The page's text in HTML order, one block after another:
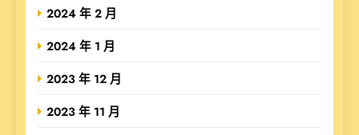
2024 年 2 月
2024 年 1 月
2023 年 12 月
2023 年 11 月